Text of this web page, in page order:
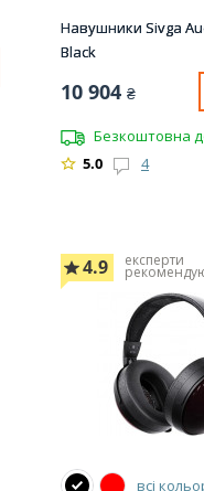
Навушники Sivga
Black
10 904 ₴
Безкоштовна
5.0
4
4.9 експерти
всі